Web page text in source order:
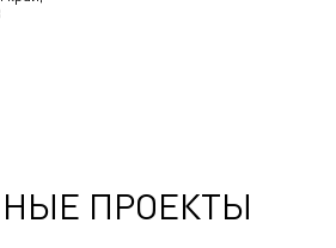
ПРОЕКТЫ